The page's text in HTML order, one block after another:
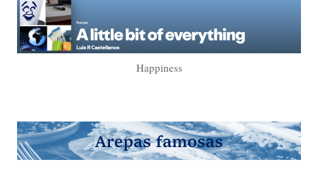
Happiness